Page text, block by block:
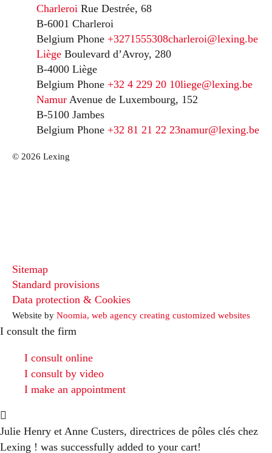
Charleroi Rue Destrée, 68
B-6001 Charleroi
Belgium Phone +3271555308charleroi@lexing.be
Liège Boulevard d’Avroy, 280
B-4000 Liège
Belgium Phone +32 4 229 20 10liege@lexing.be
Namur Avenue de Luxembourg, 152
B-5100 Jambes
Belgium Phone +32 81 21 22 23namur@lexing.be
© 2026 Lexing
Sitemap
Standard provisions
Data protection & Cookies
Website by Noomia, web agency creating customized websites
I consult the firm
I consult online
I consult by video
I make an appointment
Julie Henry et Anne Custers, directrices de pôles clés chez
Lexing ! was successfully added to your cart!